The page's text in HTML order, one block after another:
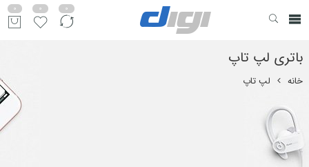
0
0
0
باتری لپ تاپ
خانه لپ تاپ